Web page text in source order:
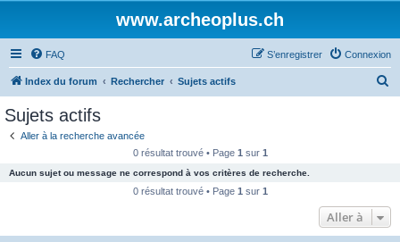
www.archeoplus.ch
FAQ Connexion
S’enregistrer
Index du forum Rechercher Sujets actifs
c
Sujets actifs
Aller à la recherche avancée
0 résultat trouvé • Page 1 sur 1
Aucun sujet ou message ne correspond à vos critères de recherche.
0 résultat trouvé • Page 1 sur 1
Aller à